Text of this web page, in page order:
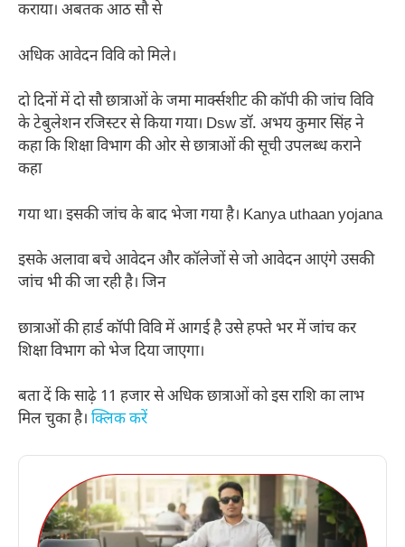
कराया। अबतक आठ सौ से
अधिक आवेदन विवि को मिले।
दो दिनों में दो सौ छात्राओं के जमा मार्क्सशीट की कॉपी की जांच विवि
के टेबुलेशन रजिस्टर से किया गया। Dsw डॉ. अभय कुमार सिंह ने
कहा कि शिक्षा विभाग की ओर से छात्राओं की सूची उपलब्ध कराने
कहा
गया था। इसकी जांच के बाद भेजा गया है। Kanya uthaan yojana
इसके अलावा बचे आवेदन और कॉलेजों से जो आवेदन आएंगे उसकी
जांच भी की जा रही है। जिन
छात्राओं की हार्ड कॉपी विवि में आगई है उसे हफ्ते भर में जांच कर
शिक्षा विभाग को भेज दिया जाएगा।
बता दें कि साढ़े 11 हजार से अधिक छात्राओं को इस राशि का लाभ
मिल चुका है। क्लिक करें